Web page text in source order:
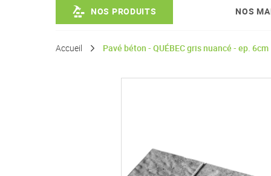
NOS PRODUITS NOS
Accueil Pavé béton - QUÉBEC gris nuancé - ep. 6cm